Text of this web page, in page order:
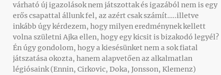
várható új igazolások nem játszottak és igazából nem is egy
erős csapattal állunk fel, az azért csak számít…..illetve
inkább úgy kérdezem, hogy milyen eredménynek kellett
volna születni Ajka ellen, hogy egy kicsit is bizakodó legyél?
Én úgy gondolom, hogy a kiesésünket nem a sok fiatal
játszatása okozta, hanem alapvetően az alkalmatlan
légiósaink (Ennin, Cirkovic, Doka, Jonsson, Klemenz)